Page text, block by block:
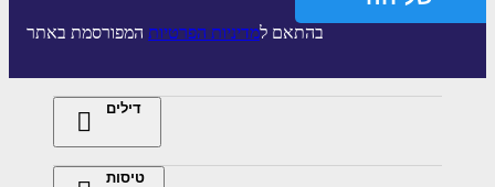
בהתאם למדיניות הפרטיות המפורסמת באתר
דילים
טיסות